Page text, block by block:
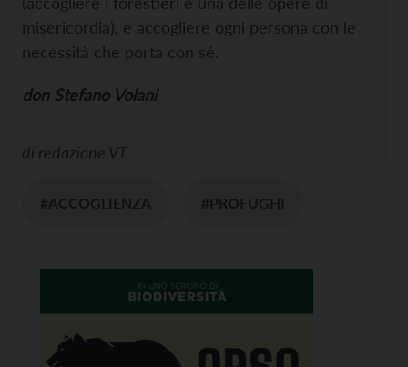
misericordia), e accogliere ogni persona con le
necessità che porta con sé.
don Stefano Volani
di redazione VT
#ACCOGLIENZA #PROFUGHI